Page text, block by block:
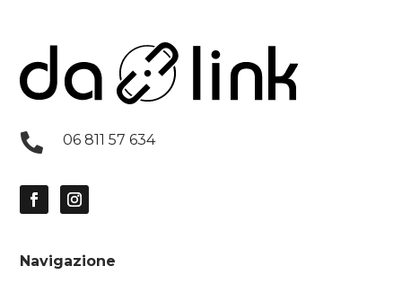
 06 811 57 634
Navigazione